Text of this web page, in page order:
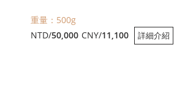
傳承，是享受！
重量：500g
NTD/50,000 CNY/11,100 詳細介紹